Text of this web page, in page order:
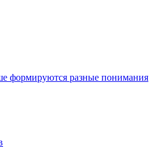
формируются разные понимания